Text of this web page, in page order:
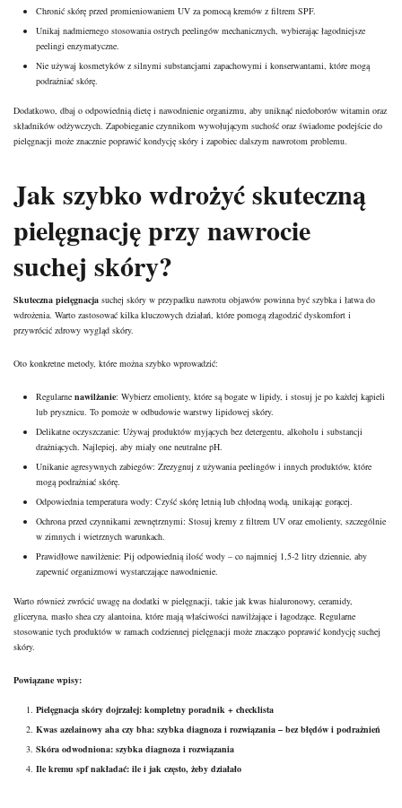
Chronić skórę przed promieniowaniem UV za pomocą kremów z filtrem SPF.
Unikaj nadmiernego stosowania ostrych peelingów mechanicznych, wybierając łagodniejsze
peelingi enzymatyczne.
Nie używaj kosmetyków z silnymi substancjami zapachowymi i konserwantami, które mogą
podrażniać skórę.
Dodatkowo, dbaj o odpowiednią dietę i nawodnienie organizmu, aby uniknąć niedoborów witamin oraz
składników odżywczych. Zapobieganie czynnikom wywołującym suchość oraz świadome podejście do
pielęgnacji może znacznie poprawić kondycję skóry i zapobiec dalszym nawrotom problemu.
Jak szybko wdrożyć skuteczną
pielęgnację przy nawrocie
suchej skóry?
Skuteczna pielęgnacja suchej skóry w przypadku nawrotu objawów powinna być szybka i łatwa do
wdrożenia. Warto zastosować kilka kluczowych działań, które pomogą złagodzić dyskomfort i
przywrócić zdrowy wygląd skóry.
Oto konkretne metody, które można szybko wprowadzić:
Regularne nawilżanie: Wybierz emolienty, które są bogate w lipidy, i stosuj je po każdej kąpieli
lub prysznicu. To pomoże w odbudowie warstwy lipidowej skóry.
Delikatne oczyszczanie: Używaj produktów myjących bez detergentu, alkoholu i substancji
drażniących. Najlepiej, aby miały one neutralne pH.
Unikanie agresywnych zabiegów: Zrezygnuj z używania peelingów i innych produktów, które
mogą podrażniać skórę.
Odpowiednia temperatura wody: Czyść skórę letnią lub chłodną wodą, unikając gorącej.
Ochrona przed czynnikami zewnętrznymi: Stosuj kremy z filtrem UV oraz emolienty, szczególnie
w zimnych i wietrznych warunkach.
Prawidłowe nawilżenie: Pij odpowiednią ilość wody – co najmniej 1,5-2 litry dziennie, aby
zapewnić organizmowi wystarczające nawodnienie.
Warto również zwrócić uwagę na dodatki w pielęgnacji, takie jak kwas hialuronowy, ceramidy,
gliceryna, masło shea czy alantoina, które mają właściwości nawilżające i łagodzące. Regularne
stosowanie tych produktów w ramach codziennej pielęgnacji może znacząco poprawić kondycję suchej
skóry.
Powiązane wpisy:
Pielęgnacja skóry dojrzałej: kompletny poradnik + checklista
Kwas azelainowy aha czy bha: szybka diagnoza i rozwiązania – bez błędów i podrażnień
Skóra odwodniona: szybka diagnoza i rozwiązania
Ile kremu spf nakładać: ile i jak często, żeby działało